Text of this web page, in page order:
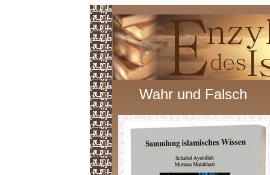
Wahr und Falsch